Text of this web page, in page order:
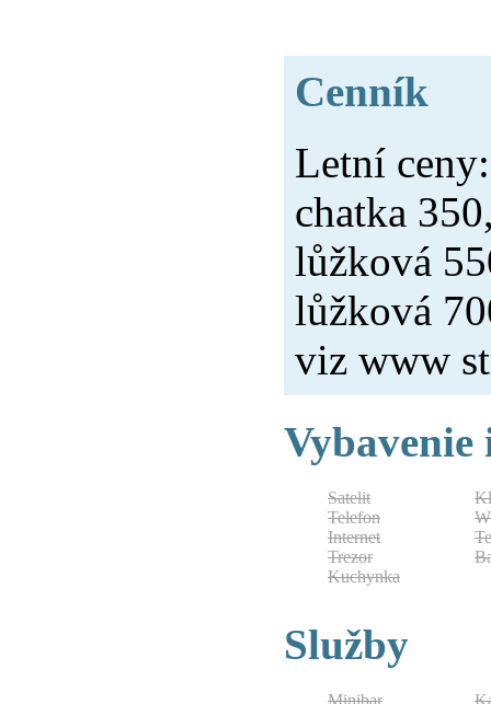
Cenník
Letní
chatka
lůžková
lůžková
viz www
Vybavenie
Satelit
Telefon
Internet
Trezor
Kuchynka
Služby
Minibar